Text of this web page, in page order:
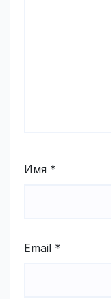
Имя *
Email *